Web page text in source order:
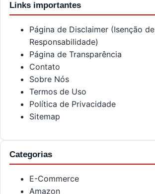
Links importantes
Página de Disclaimer (Isenção de
Responsabilidade)
Página de Transparência
Contato
Sobre Nós
Termos de Uso
Política de Privacidade
Sitemap
Categorias
E-Commerce
Amazon